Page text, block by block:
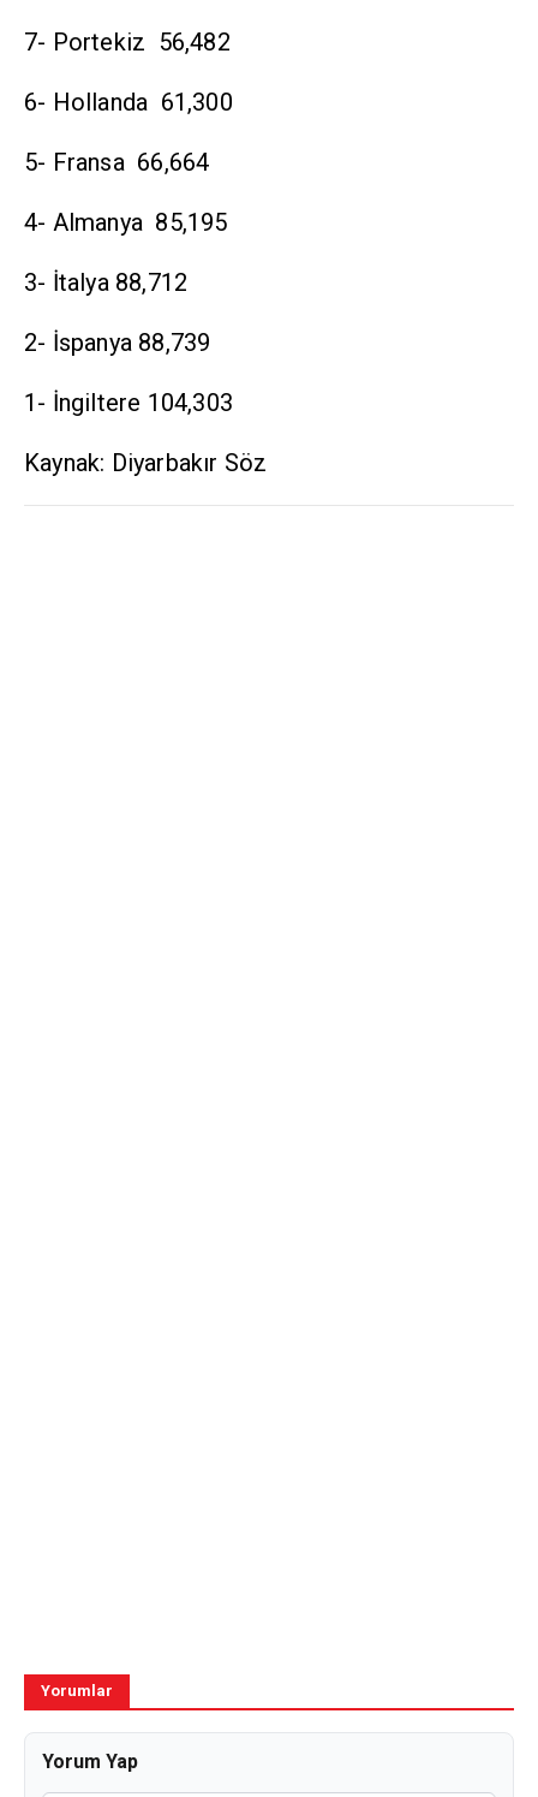
7- Portekiz 56,482
6- Hollanda 61,300
5- Fransa 66,664
4- Almanya 85,195
3- İtalya 88,712
2- İspanya 88,739
1- İngiltere 104,303
Kaynak: Diyarbakır Söz
Yorumlar
Yorum Yap